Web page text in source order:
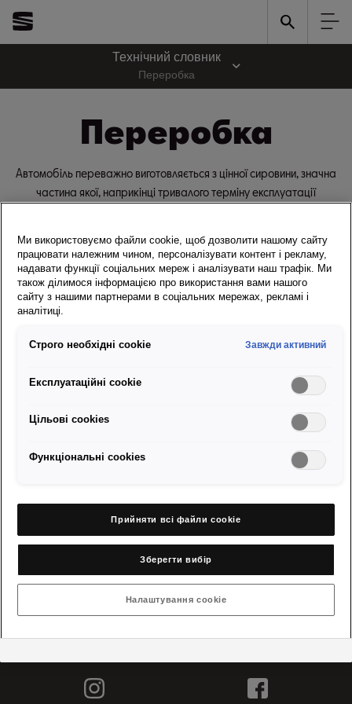
Технічний словник
Переробка
Переробка
Автомобіль переважно виготовляється з цінної сировини, значна
частина якої, наприкінці тривалого терміну експлуатації
автомобілях, підлягають переробці. Тобто, автомобілі, як технічні
споживчі товари, зазвичай, мають велику частку матеріалів, які
можна вторинно переробляти. SEAT працює над розробкою
своїх моделей з урахуванням мінімізації використання ресурсів.
Конфігуратор і продаж
Про SEAT і контакт
Сервіс та аксесуари
Ми використовуємо файли cookie, щоб дозволити нашому сайту
працювати належним чином, персоналізувати контент і рекламу,
надавати функції соціальних мереж і аналізувати наш трафік. Ми
також ділимося інформацією про використання вами нашого
сайту з нашими партнерами в соціальних мережах, рекламі і
аналітиці.
Строго необхідні cookie Завжди активний
Експлуатаційні cookie
Цільові сookies
Функціональні cookies
Прийняти всі файли сookie
Зберегти вибір
Налаштування cookie